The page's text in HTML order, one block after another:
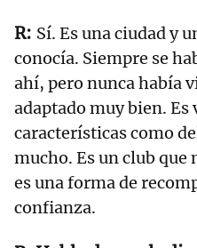
Sí. Es una ciudad y
conocía. Siempre se
ahí, pero nunca había
adaptado muy bien. Es
características como
mucho. Es un club que
es una forma de
confianza.